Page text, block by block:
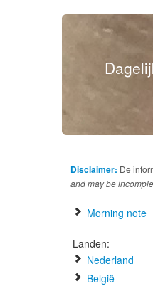
Disclaimer: De
and may be
Morning note
Landen:
Nederland
België